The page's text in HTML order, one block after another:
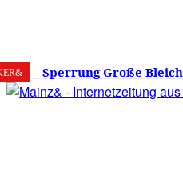
7. August 2026 25.6 Mainz
Sperrung Große
verwirrt, Mainzer